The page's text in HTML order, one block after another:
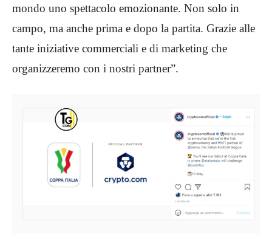
mondo uno spettacolo emozionante. Non solo in
campo, ma anche prima e dopo la partita. Grazie alle
tante iniziative commerciali e di marketing che
organizzeremo con i nostri partner”.